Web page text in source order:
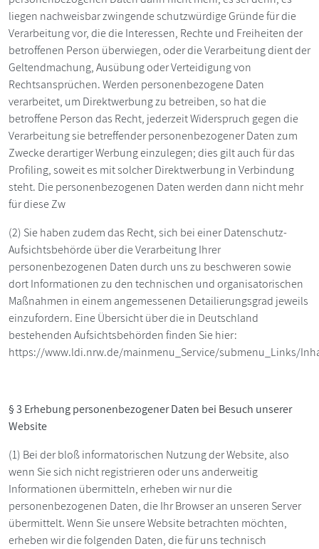
liegen nachweisbar zwingende schutzwürdige Gründe für die
Verarbeitung vor, die die Interessen, Rechte und Freiheiten der
betroffenen Person überwiegen, oder die Verarbeitung dient der
Geltendmachung, Ausübung oder Verteidigung von
Rechtsansprüchen. Werden personenbezogene Daten
verarbeitet, um Direktwerbung zu betreiben, so hat die
betroffene Person das Recht, jederzeit Widerspruch gegen die
Verarbeitung sie betreffender personenbezogener Daten zum
Zwecke derartiger Werbung einzulegen; dies gilt auch für das
Profiling, soweit es mit solcher Direktwerbung in Verbindung
steht. Die personenbezogenen Daten werden dann nicht mehr
für diese Zw
(2) Sie haben zudem das Recht, sich bei einer Datenschutz-
Aufsichtsbehörde über die Verarbeitung Ihrer
personenbezogenen Daten durch uns zu beschweren sowie
dort Informationen zu den technischen und organisatorischen
Maßnahmen in einem angemessenen Detailierungsgrad jeweils
einzufordern. Eine Übersicht über die in Deutschland
bestehenden Aufsichtsbehörden finden Sie hier:
https://www.ldi.nrw.de/mainmenu_Service/submenu_Links/
§ 3 Erhebung personenbezogener Daten bei Besuch unserer
Website
(1) Bei der bloß informatorischen Nutzung der Website, also
wenn Sie sich nicht registrieren oder uns anderweitig
Informationen übermitteln, erheben wir nur die
personenbezogenen Daten, die Ihr Browser an unseren Server
übermittelt. Wenn Sie unsere Website betrachten möchten,
erheben wir die folgenden Daten, die für uns technisch